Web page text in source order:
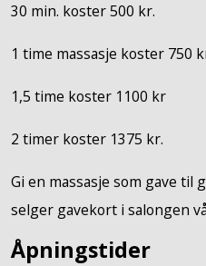
30 min. koster 500 kr.
1 time massasje koster 750
1,5 time koster 1100 kr
2 timer koster 1375 kr.
Gi en massasje som gave til
selger gavekort i salongen
Åpningstider